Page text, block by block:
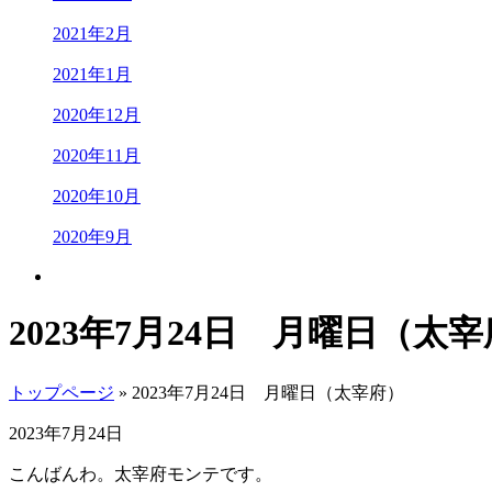
2021年2月
2021年1月
2020年12月
2020年11月
2020年10月
2020年9月
2023年7月24日 月曜日（太宰
トップページ » 2023年7月24日 月曜日（太宰府）
2023年7月24日
こんばんわ。太宰府モンテです。